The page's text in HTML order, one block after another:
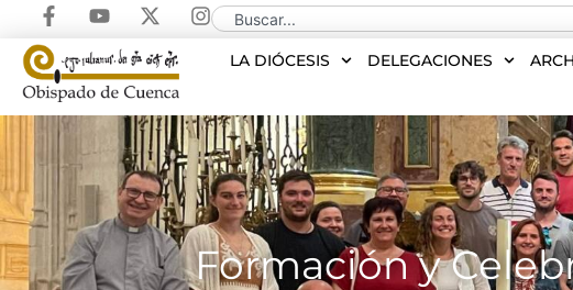
LA DIÓCESIS DELEGACIONES
Formación y